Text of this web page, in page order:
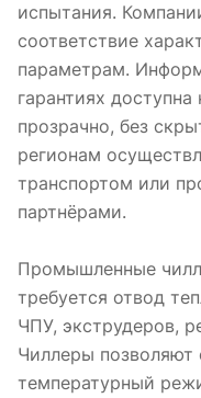
испытания.
соответствие
параметрам.
гарантиях
прозрачно, без
регионам
транспортом или
партнёрами.
Промышленные
требуется отвод
ЧПУ, экструдеров,
Чиллеры позволяют
температурный